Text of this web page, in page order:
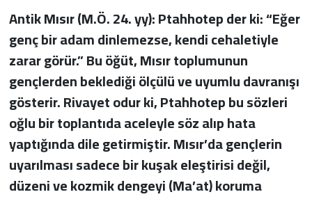
Antik Mısır (M.Ö. 24. yy): Ptahhotep der ki: “Eğer
genç bir adam dinlemezse, kendi cehaletiyle
zarar görür.” Bu öğüt, Mısır toplumunun
gençlerden beklediği ölçülü ve uyumlu davranışı
gösterir. Rivayet odur ki, Ptahhotep bu sözleri
oğlu bir toplantıda aceleyle söz alıp hata
yaptığında dile getirmiştir. Mısır’da gençlerin
uyarılması sadece bir kuşak eleştirisi değil,
düzeni ve kozmik dengeyi (Ma’at) koruma